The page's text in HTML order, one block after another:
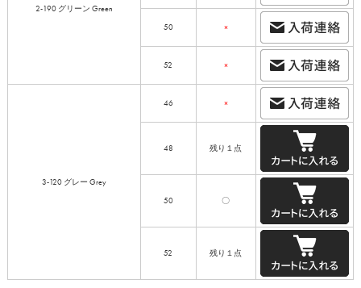
2-190 グリーン Green
50 ×
52 ×
3-120 グレー Grey
46 ×
48 残り１点
50 〇
52 残り１点